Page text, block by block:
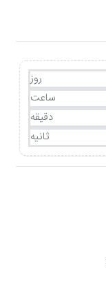
روز
ساعت
دقیقه
ثانیه